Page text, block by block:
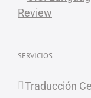
SERVICIOS
Traducción